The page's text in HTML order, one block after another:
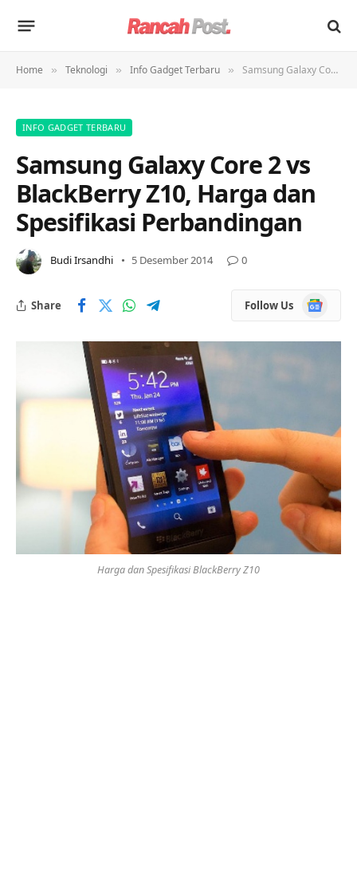
Home » Teknologi » Info Gadget Terbaru » Samsung Galaxy Core 2 vs BlackBerry Z10, Harga dan Spesifikasi Perbandingan
INFO GADGET TERBARU
Samsung Galaxy Core 2 vs
BlackBerry Z10, Harga dan
Spesifikasi Perbandingan
Budi Irsandhi 5 Desember 2014 0
Share Follow Us
Google
News
Harga dan Spesifikasi BlackBerry Z10